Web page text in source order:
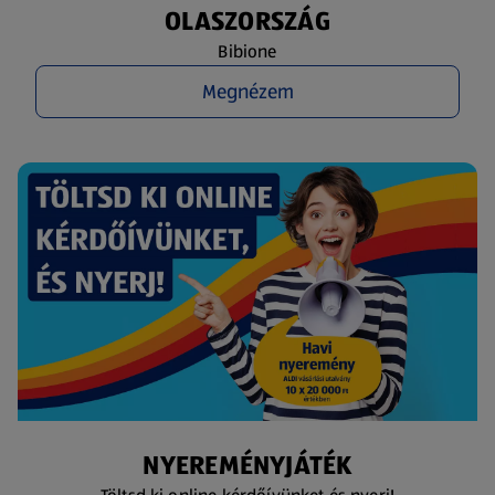
OLASZORSZÁG
Bibione
Megnézem
NYEREMÉNYJÁTÉK